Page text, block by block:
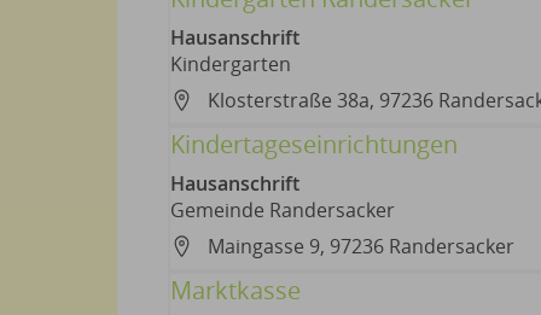
Hausanschrift
Kindergarten
Klosterstraße 38a, 97236
Kindertageseinrichtungen
Hausanschrift
Gemeinde Randersacker
Maingasse 9, 97236 Randersacker
Marktkasse